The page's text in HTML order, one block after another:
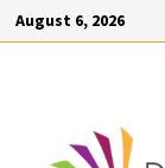
springen
Zum
Inhalt
August 6, 2026